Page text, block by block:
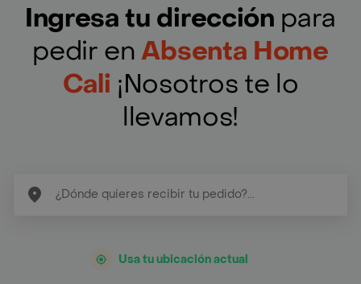
Ingresa tu dirección para
pedir enAbsenta Home
Cali ¡Nosotros te lo
llevamos!
Usa tu ubicación actual